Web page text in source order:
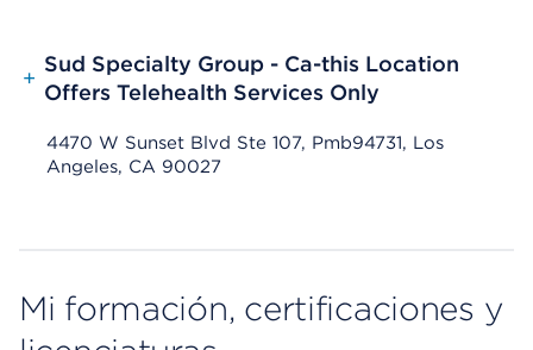
+
Sud Specialty Group - Ca-this Location
Offers Telehealth Services Only
4470 W Sunset Blvd Ste 107, Pmb94731, Los
Angeles, CA 90027
Mi formación, certificaciones y